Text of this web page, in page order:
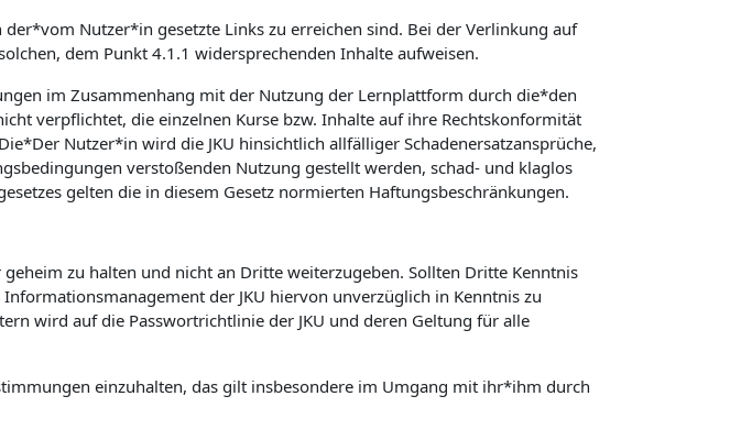
Nutzer*in gesetzte Links zu erreichen sind. Bei der Verlinkung auf
dem Punkt 4.1.1 widersprechenden Inhalte aufweisen.
im Zusammenhang mit der Nutzung der Lernplattform durch die*den
verpflichtet, die einzelnen Kurse bzw. Inhalte auf ihre Rechtskonformität
Nutzer*in wird die JKU hinsichtlich allfälliger Schadenersatzansprüche,
verstoßenden Nutzung gestellt werden, schad- und klaglos
gelten die in diesem Gesetz normierten Haftungsbeschränkungen.
zu halten und nicht an Dritte weiterzugeben. Sollten Dritte Kenntnis
der JKU hiervon unverzüglich in Kenntnis zu
wird auf die Passwortrichtlinie der JKU und deren Geltung für alle
einzuhalten, das gilt insbesondere im Umgang mit ihr*ihm durch